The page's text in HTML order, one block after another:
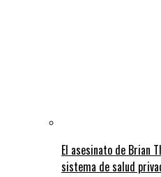
El asesinato de Brian
sistema de salud